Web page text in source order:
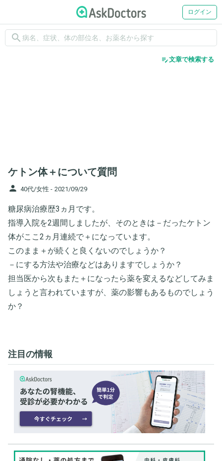
ログイン
search
edit_note文章で検索する
ケトン体＋について質問
person 40代/女性 - 2021/09/29
糖尿病治療歴3ヵ月です。
指導入院を2週間しましたが、そのときは－だったケトン
体がここ2ヵ月連続で＋になっています。
このまま＋が続くと良くないのでしょうか？
－にする方法や治療などはありますでしょうか？
担当医から次もまた＋になったら薬を変えるなどしてみま
しょうと言われていますが、薬の影響もあるものでしょう
か？
注目の情報